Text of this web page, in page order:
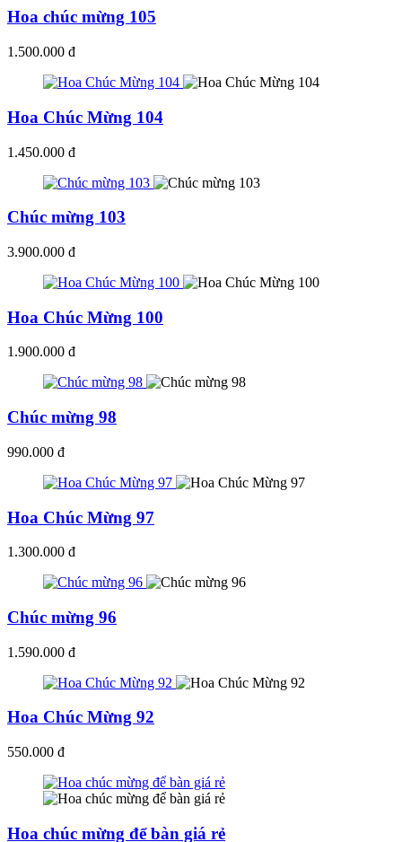
Hoa chúc mừng 105
1.500.000 đ
Hoa Chúc Mừng 104
1.450.000 đ
Chúc mừng 103
3.900.000 đ
Hoa Chúc Mừng 100
1.900.000 đ
Chúc mừng 98
990.000 đ
Hoa Chúc Mừng 97
1.300.000 đ
Chúc mừng 96
1.590.000 đ
Hoa Chúc Mừng 92
550.000 đ
Hoa chúc mừng để bàn giá rẻ